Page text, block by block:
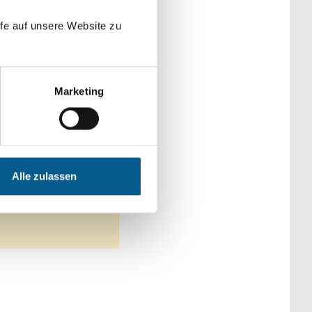
auf unsere Website zu
Marketing
Alle zulassen
Kategorien
Integration